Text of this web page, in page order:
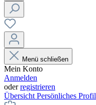
Menü schließen
Mein Konto
Anmelden
oderregistrieren
Übersicht Persönliches Profil